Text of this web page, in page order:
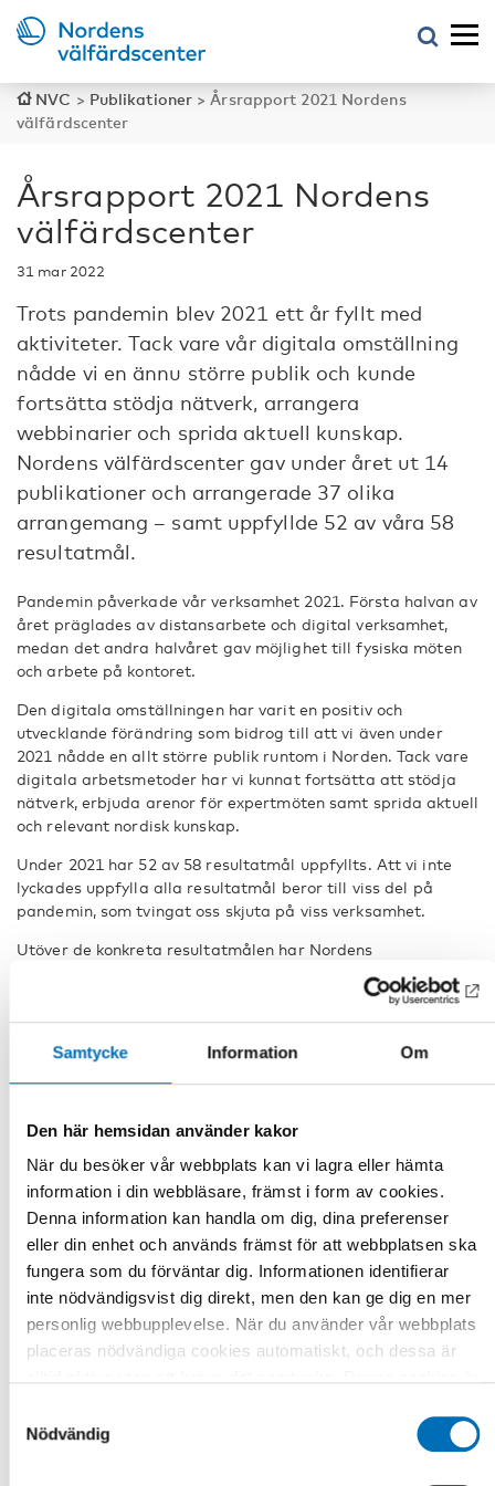
Samtycke Information Om
Den här hemsidan använder kakor
När du besöker vår webbplats kan vi lagra eller hämta
information i din webbläsare, främst i form av cookies.
Denna information kan handla om dig, dina preferenser
eller din enhet och används främst för att webbplatsen ska
fungera som du förväntar dig. Informationen identifierar
inte nödvändigsvist dig direkt, men den kan ge dig en mer
personlig webbupplevelse. När du använder vår webbplats
placeras nödvändiga cookies automatiskt, och dessa är
dess funktioner. Vi respekterar din integritet, och du kan
välja vilka ytterligare cookies (statistiska, preferens,
Nödvändig
NVC > Publikationer >Årsrapport 2021 Nordens
välfärdscenter
Årsrapport 2021 Nordens
välfärdscenter
31 mar 2022
Trots pandemin blev 2021 ett år fyllt med
aktiviteter. Tack vare vår digitala omställning
nådde vi en ännu större publik och kunde
fortsätta stödja nätverk, arrangera
webbinarier och sprida aktuell kunskap.
Nordens välfärdscenter gav under året ut 14
publikationer och arrangerade 37 olika
arrangemang – samt uppfyllde 52 av våra 58
resultatmål.
Pandemin påverkade vår verksamhet 2021. Första halvan av
året präglades av distansarbete och digital verksamhet,
medan det andra halvåret gav möjlighet till fysiska möten
och arbete på kontoret.
Den digitala omställningen har varit en positiv och
utvecklande förändring som bidrog till att vi även under
2021 nådde en allt större publik runtom i Norden. Tack vare
digitala arbetsmetoder har vi kunnat fortsätta att stödja
nätverk, erbjuda arenor för expertmöten samt sprida aktuell
och relevant nordisk kunskap.
Under 2021 har 52 av 58 resultatmål uppfyllts. Att vi inte
lyckades uppfylla alla resultatmål beror till viss del på
pandemin, som tvingat oss skjuta på viss verksamhet.
Utöver de konkreta resultatmålen har Nordens
välfärdscenter också arbetat för att åstadkomma en
kvalitetshöjning av verksamheten genom att förbättra
styrning och processer. Syftet är att förstärka institutionens
förmåga att arbeta kunskapsbaserat och efterfrågestyrt
samt i enlighet med institutionens nya strategiska mandat.
Årsrapport 2021 Nordens välfärdscenter
Läs publikationen online
Ladda ner som PDF
Fakta
DELA